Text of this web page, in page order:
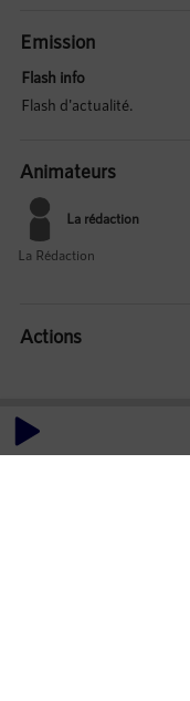
Emission
Flash info
Flash d'actualité.
Animateurs
La rédaction
La Rédaction
Actions
Commentaires